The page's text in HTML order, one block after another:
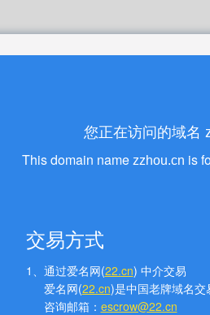
您正在访问的域名
This domain name zzhou.cn is
交易方式
1、通过爱名网(22.cn) 中介交易
爱名网(22.cn)是中国老牌域名交
咨询邮箱： escrow@22.cn